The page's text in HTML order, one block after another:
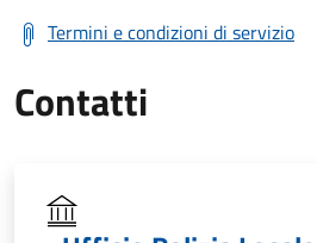
Termini e condizioni di servizio
Contatti